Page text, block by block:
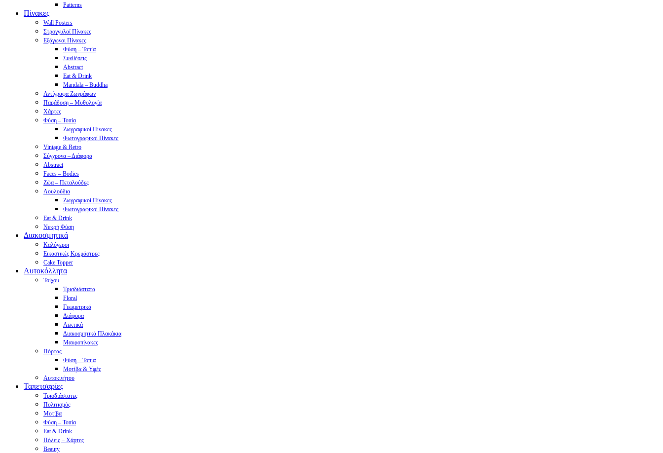
Patterns
Πίνακες
Wall Posters
Στρογγυλοί Πίνακες
Εξάγωνοι Πίνακες
Φύση – Τοπία
Συνθέσεις
Abstract
Eat & Drink
Mandala – Buddha
Αντίγραφα Ζωγράφων
Παράδοση – Μυθολογία
Χάρτες
Φύση – Τοπία
Ζωγραφικοί Πίνακες
Φωτογραφικοί Πίνακες
Vintage & Retro
Σύγχρονα – Διάφορα
Abstract
Faces – Bodies
Ζώα – Πεταλούδες
Λουλούδια
Ζωγραφικοί Πίνακες
Φωτογραφικοί Πίνακες
Eat & Drink
Νεκρή Φύση
Διακοσμητικά
Καλόγεροι
Εικαστικές Κρεμάστρες
Cake Topper
Αυτοκόλλητα
Τοίχου
Τρισδιάστατα
Floral
Γεωμετρικά
Διάφορα
Λεκτικά
Διακοσμητικά Πλακάκια
Μαυροπίνακες
Πόρτας
Φύση – Τοπία
Μοτίβα & Υφές
Αυτοκινήτου
Ταπετσαρίες
Τρισδιάστατες
Πολιτισμός
Μοτίβα
Φύση – Τοπία
Eat & Drink
Πόλεις – Χάρτες
Beauty